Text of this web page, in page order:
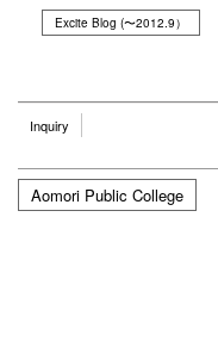
Excite Blog (〜2012.9）
Inquiry
Aomori Public College